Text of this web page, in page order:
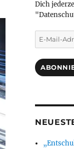
Dich
E-
Mail-